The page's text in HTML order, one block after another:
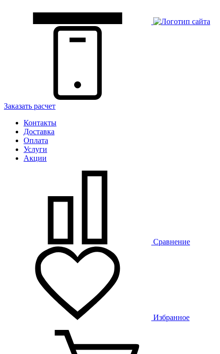
Заказать расчет
Контакты
Доставка
Оплата
Услуги
Акции
Сравнение
Избранное